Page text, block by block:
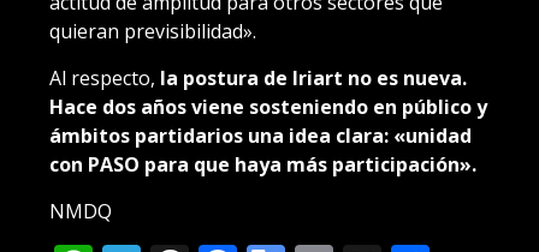
quieran previsibilidad».
Al respecto, la postura de Iriart no es nueva.
Hace dos años viene sosteniendo en público y
ámbitos partidarios una idea clara: «unidad
con PASO para que haya más participación».
NMDQ